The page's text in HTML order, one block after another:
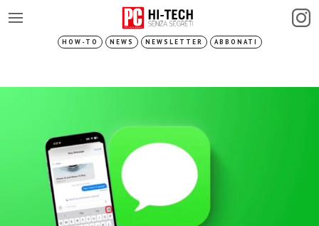
HOW-TO NEWS NEWSLETTER ABBONATI